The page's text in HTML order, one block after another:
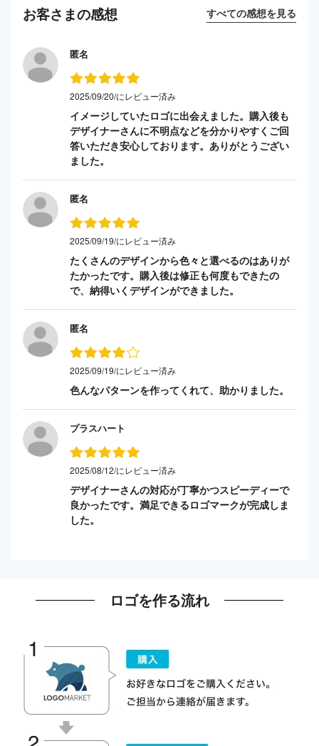
お客さまの感想 すべての感想を見る
匿名
2025/09/20/にレビュー済み
イメージしていたロゴに出会えました。購入後も
デザイナーさんに不明点などを分かりやすくご回
答いただき安心しております。ありがとうござい
ました。
匿名
2025/09/19/にレビュー済み
たくさんのデザインから色々と選べるのはありが
たかったです。購入後は修正も何度もできたの
で、納得いくデザインができました。
匿名
2025/09/19/にレビュー済み
色んなパターンを作ってくれて、助かりました。
プラスハート
2025/08/12/にレビュー済み
デザイナーさんの対応が丁寧かつスピーディーで
良かったです。満足できるロゴマークが完成しま
した。
ロゴを作る流れ